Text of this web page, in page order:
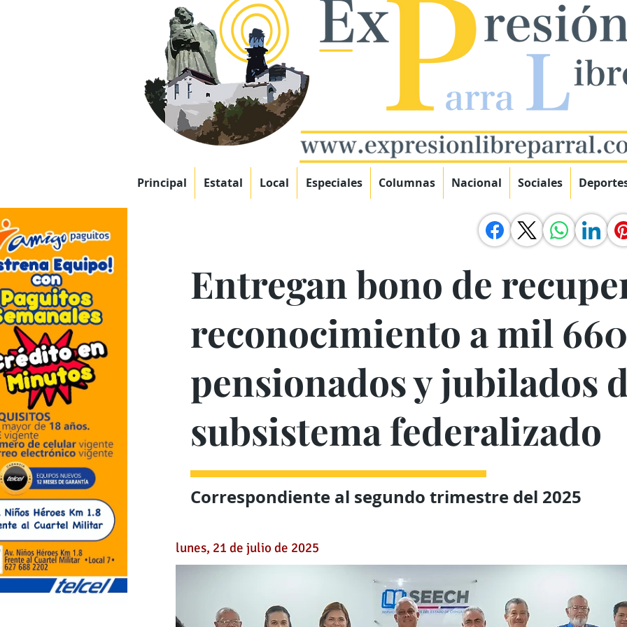
Principal Estatal Local Especiales Columnas Nacional Sociales
Entregan bono de
reconocimiento a mil 660
pensionados y jubilados
subsistema federalizado
Correspondiente al segundo trimestre del 2025
lunes, 21 de julio de 2025